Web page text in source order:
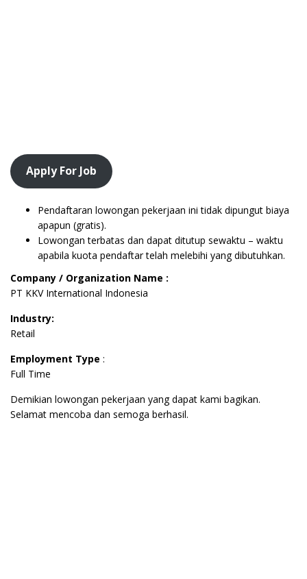
Apply For Job
Pendaftaran lowongan pekerjaan ini tidak dipungut biaya
apapun (gratis).
Lowongan terbatas dan dapat ditutup sewaktu – waktu
apabila kuota pendaftar telah melebihi yang dibutuhkan.
Company / Organization Name :
PT KKV International Indonesia
Industry:
Retail
Employment Type :
Full Time
Demikian lowongan pekerjaan yang dapat kami bagikan.
Selamat mencoba dan semoga berhasil.